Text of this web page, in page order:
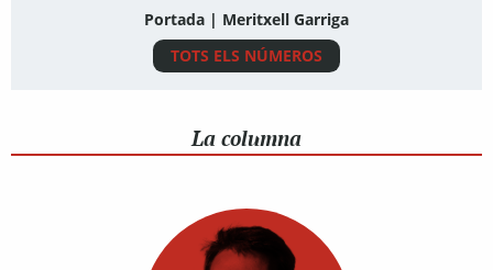
Portada | Meritxell Garriga
TOTS ELS NÚMEROS
La columna